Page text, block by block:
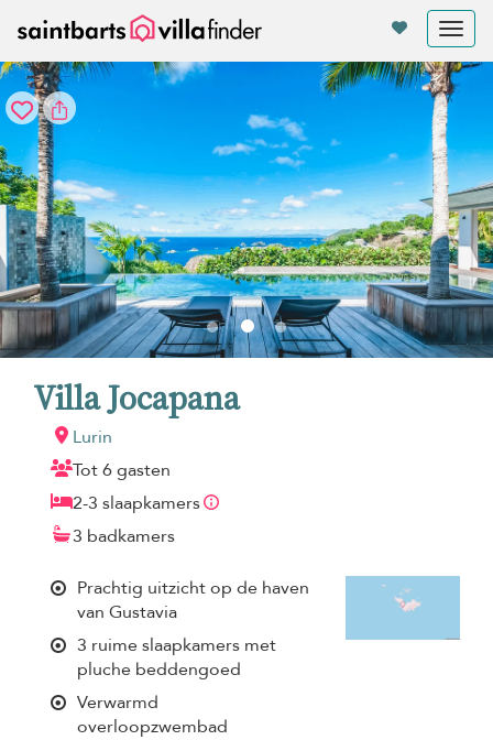
Villa Jocapana
Lurin
Tot 6 gasten
2-3 slaapkamers
3 badkamers
Prachtig uitzicht op de haven
van Gustavia
3 ruime slaapkamers met
pluche beddengoed
Verwarmd
overloopzwembad
Cookies beheer paneel